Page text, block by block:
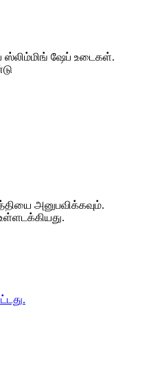
ஸ்லிம்மிங் ஷேப் உடைகள்.
அனுபவிக்கவும்.